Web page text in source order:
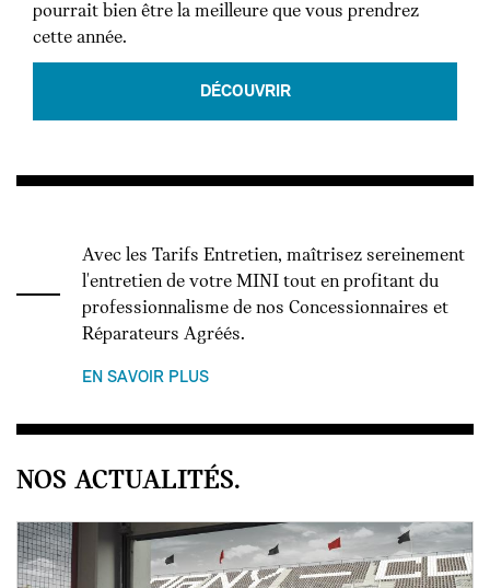
pourrait bien être la meilleure que vous prendrez
cette année.
DÉCOUVRIR
Avec les Tarifs Entretien, maîtrisez sereinement
l'entretien de votre MINI tout en profitant du
professionnalisme de nos Concessionnaires et
Réparateurs Agréés.
EN SAVOIR PLUS
NOS ACTUALITÉS.